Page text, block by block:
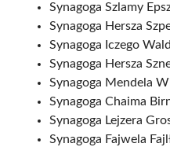
Synagoga Szlamy
Synagoga Hersza
Synagoga Iczego
Synagoga Hersza
Synagoga Mendela
Synagoga Chaima
Synagoga Lejzera
Synagoga Fajwela